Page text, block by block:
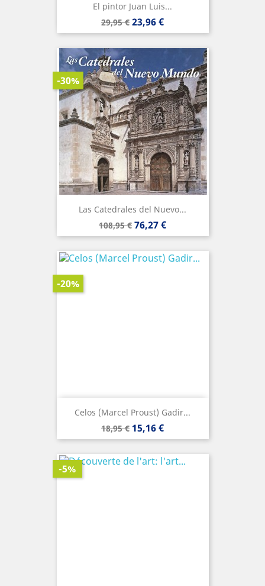
El pintor Juan Luis...
Precio
base
29,95 € Precio
23,96 €
Las Catedrales del Nuevo...
Precio
base
108,95 €
-30%
Precio
76,27 €
Celos (Marcel Proust) Gadir...
Precio
base
18,95 €
-20%
Precio
15,16 €
-5%